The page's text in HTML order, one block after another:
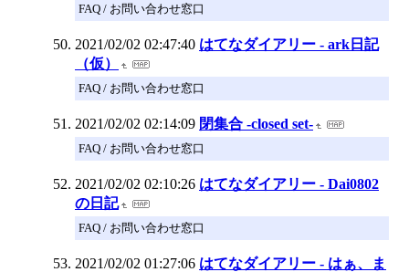
FAQ / お問い合わせ窓口
2021/02/02 02:47:40 はてなダイアリー - ark日記
（仮）
FAQ / お問い合わせ窓口
2021/02/02 02:14:09 閉集合 -closed set-
FAQ / お問い合わせ窓口
2021/02/02 02:10:26 はてなダイアリー - Dai0802
の日記
FAQ / お問い合わせ窓口
2021/02/02 01:27:06 はてなダイアリー - はぁ、ま